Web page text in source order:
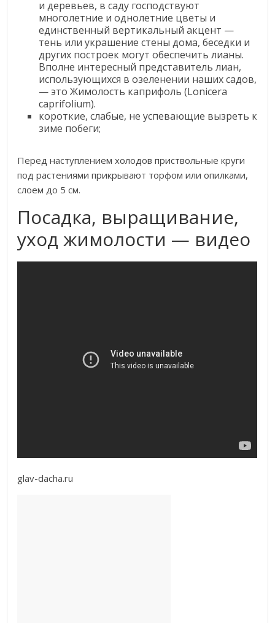
и деревьев, в саду господствуют
многолетние и однолетние цветы и
единственный вертикальный акцент —
тень или украшение стены дома, беседки и
других построек могут обеспечить лианы.
Вполне интересный представитель лиан,
использующихся в озеленении наших садов,
— это Жимолость каприфоль (Lonicera
caprifolium).​
​короткие, слабые, не успевающие вызреть к
зиме побеги;​
​Перед наступлением холодов приствольные круги
под растениями прикрывают торфом или опилками,
слоем до 5 см.​
Посадка, выращивание,
уход жимолости — видео
glav-dacha.ru